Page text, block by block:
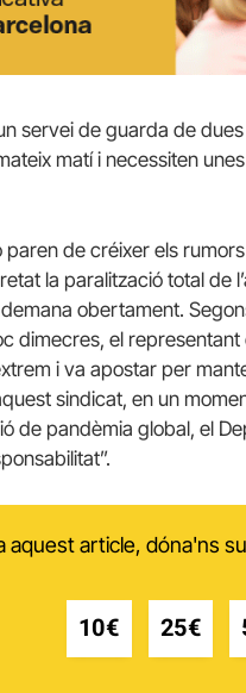
servei de guarda de
matí i necessiten
paren de créixer els
la paralització total de
obertament.
dimecres, el
i va apostar per
sindicat, en un
de pandèmia global, el
aquest article, dóna'ns
10€ 25€